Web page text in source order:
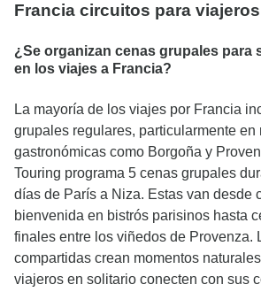
Francia circuitos para
¿Se organizan cenas grupales para
en los viajes a Francia?
La mayoría de los viajes por Francia
grupales regulares, particularmente en
gastronómicas como Borgoña y
Touring programa 5 cenas grupales
días de París a Niza. Estas van desde
bienvenida en bistrós parisinos hasta
finales entre los viñedos de Provenza.
compartidas crean momentos
viajeros en solitario conecten con sus